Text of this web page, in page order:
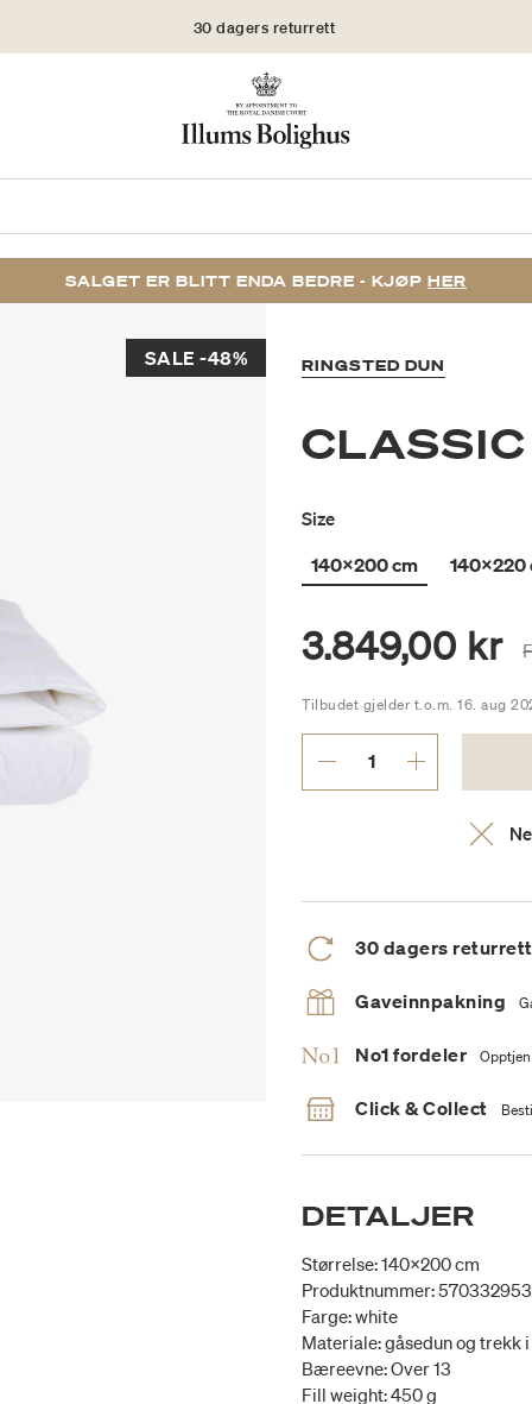
30 dagers returrett
SALGET ER BLITT ENDA BEDRE - KJØP HER
SALE -48% RINGSTED DUN
Size
140x200 cm
140x220
3.849,00 kr
Tilbudet gjelder t.o.m. 16. aug
30 dagers returrett
Gaveinnpakning
No1 fordeler
Click & Collect
DETALJER
Størrelse: 140x200 cm
Produktnummer:
Farge: white
Materiale: gåsedun og trekk
Bæreevne: Over 13
Fill weight: 450 g